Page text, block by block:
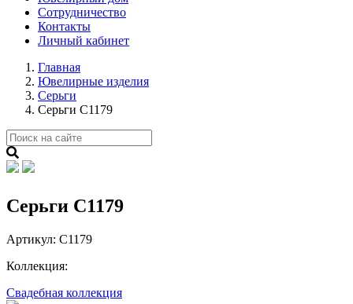
Сотрудничество
Контакты
Личный кабинет
Главная
Ювелирные изделия
Серьги
Серьги С1179
Серьги С1179
Артикул: C1179
Коллекция:
Свадебная коллекция